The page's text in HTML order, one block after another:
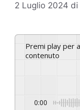
2 Luglio 2024 di
Premi play per ascoltare questo
contenuto
0:00